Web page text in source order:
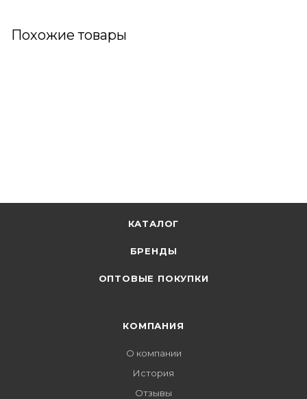
Похожие товары
КАТАЛОГ
БРЕНДЫ
ОПТОВЫЕ ПОКУПКИ
КОМПАНИЯ
О компании
История
Отзывы